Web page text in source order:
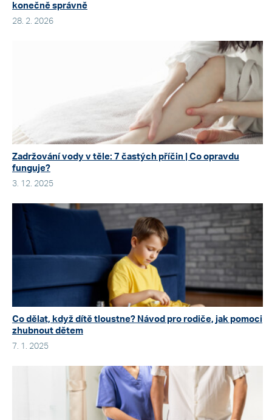
konečně správně
28. 2. 2026
Zadržování vody v těle: 7 častých příčin | Co opravdu
funguje?
3. 12. 2025
Co dělat, když dítě tloustne? Návod pro rodiče, jak pomoci
zhubnout dětem
7. 1. 2025